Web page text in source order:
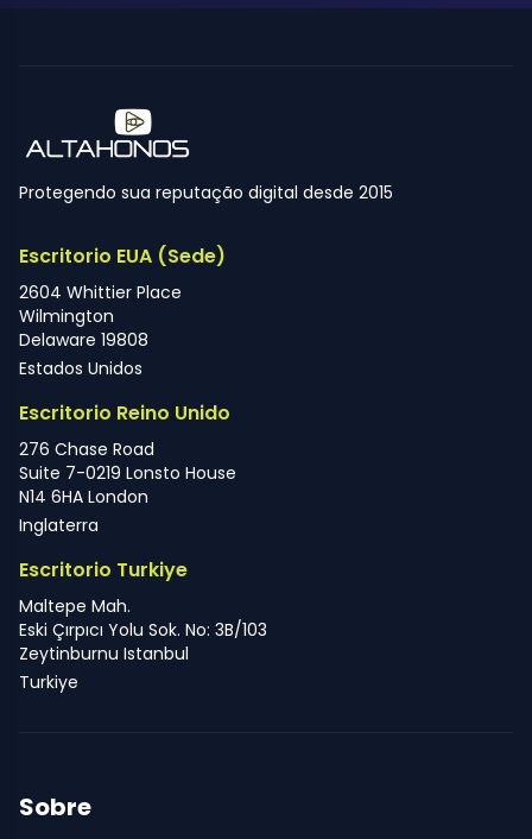
Protegendo sua reputação digital desde 2015
Escritorio EUA (Sede)
2604 Whittier Place
Wilmington
Delaware 19808
Estados Unidos
Escritorio Reino Unido
276 Chase Road
Suite 7-0219 Lonsto House
N14 6HA London
Inglaterra
Escritorio Turkiye
Maltepe Mah.
Eski Çırpıcı Yolu Sok. No: 3B/103
Zeytinburnu Istanbul
Turkiye
Sobre